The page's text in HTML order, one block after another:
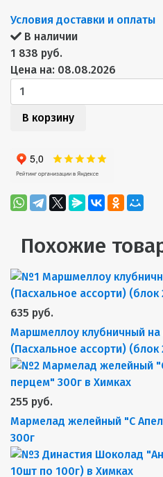
Условия доставки и оплаты
В наличии
1 838 руб.
Цена на: 08.08.2026
В корзину
Похожие
635 руб.
Маршмеллоу клубничный
(Пасхальное ассорти) (блок
255 руб.
Мармелад желейный "С
300г